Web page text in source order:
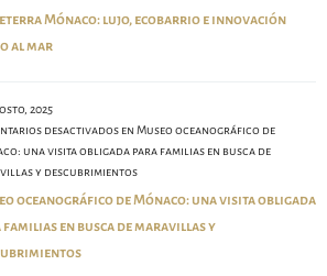
Mónaco: lujo, ecobarrio e innovación
al mar
2025
desactivados en Museo oceanográfico de
una visita obligada para familias en busca de
y descubrimientos
oceanográfico de Mónaco: una visita obligada
familias en busca de maravillas y